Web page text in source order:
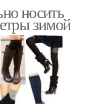
носить
зимой